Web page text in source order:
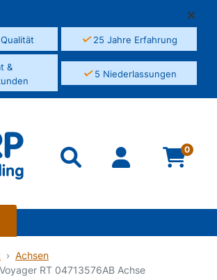
✓25 Jahre Erfahrung
&
✓5 Niederlassungen
0
Achsen
RT 04713576AB Achse